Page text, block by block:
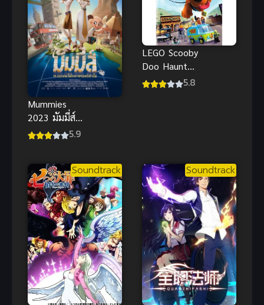
Mummies
2023 มัมมี่ส์
ซับไทย
ภัยสุดแสนน่า
รัก
5.9
LEGO Scooby
Doo Haunted
Hollywood5.8
Soundtrack Soundtrack